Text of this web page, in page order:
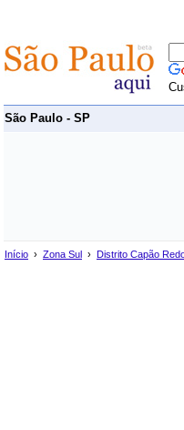
São Paulo - SP
Início › Zona Sul › Distrito Capão